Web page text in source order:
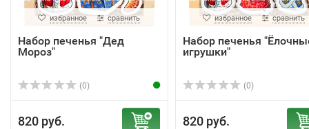
избранное сравнить
Набор печенья "Дед
Мороз"
(0)
820 руб.
избранное сравнить
Набор печенья
игрушки"
(0)
820 руб.